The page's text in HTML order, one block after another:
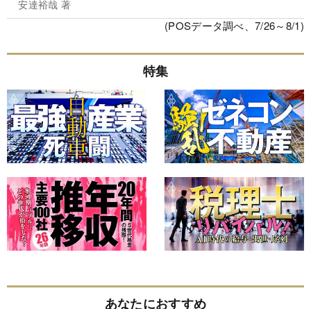
安達裕哉 著
(POSデータ調べ、7/26～8/1)
特集
あなたにおすすめ